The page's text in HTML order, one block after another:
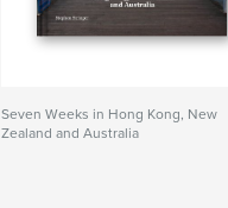
Seven Weeks in Hong Kong, New
Zealand and Australia